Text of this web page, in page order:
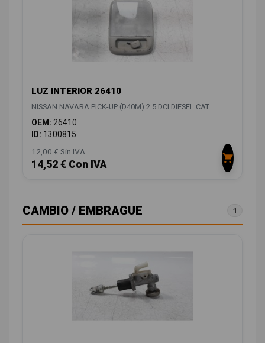
LUZ INTERIOR 26410
NISSAN NAVARA PICK-UP (D40M) 2.5 DCI DIESEL CAT
OEM: 26410
ID: 1300815
12,00 € Sin IVA
14,52 € Con IVA
CAMBIO / EMBRAGUE 1